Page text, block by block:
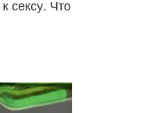
сексу. Что